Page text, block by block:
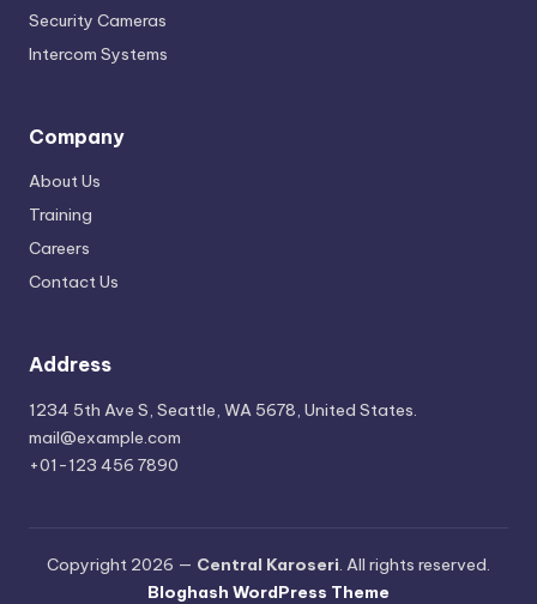
Security Cameras
Intercom Systems
Company
About Us
Training
Careers
Contact Us
Address
1234 5th Ave S, Seattle, WA 5678, United States.
mail@example.com
+01-123 456 7890
Copyright 2026 — Central Karoseri. All rights reserved.
Bloghash WordPress Theme